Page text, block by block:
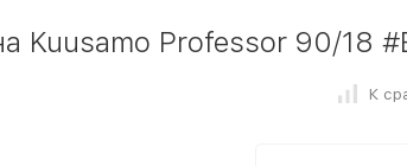
Kuusamo Professor 90/18
К